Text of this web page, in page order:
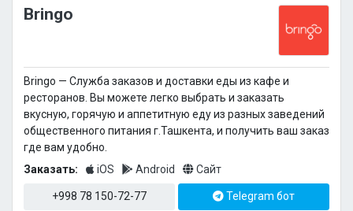
Bringo
Bringo — Cлужба заказов и доставки еды из кафе и
ресторанов. Вы можете легко выбрать и заказать
вкусную, горячую и аппетитную еду из разных заведений
общественного питания г.Ташкента, и получить ваш заказ
где вам удобно.
Заказать:
iOS Android Сайт
+998 78 150-72-77 Telegram бот